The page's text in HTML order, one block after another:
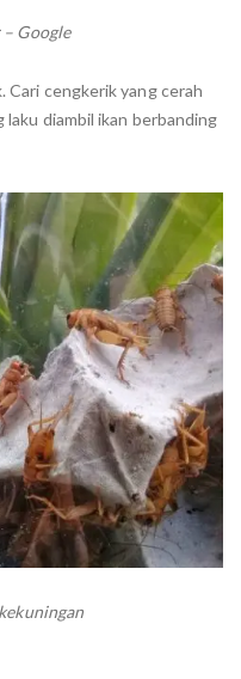
– Google
Cari cengkerik yang cerah
laku diambil ikan berbanding